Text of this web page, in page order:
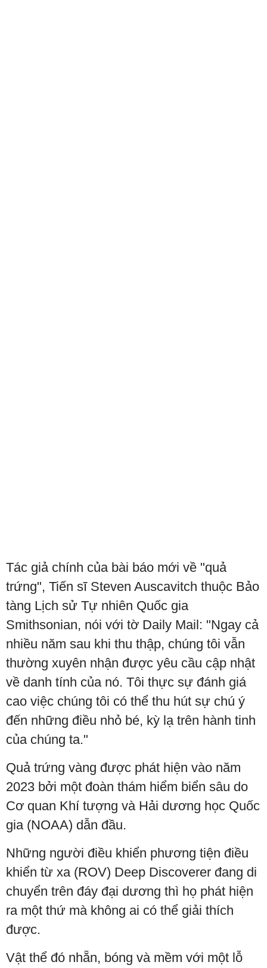
Tác giả chính của bài báo mới về "quả
trứng", Tiến sĩ Steven Auscavitch thuộc Bảo
tàng Lịch sử Tự nhiên Quốc gia
Smithsonian, nói với tờ Daily Mail: "Ngay cả
nhiều năm sau khi thu thập, chúng tôi vẫn
thường xuyên nhận được yêu cầu cập nhật
về danh tính của nó. Tôi thực sự đánh giá
cao việc chúng tôi có thể thu hút sự chú ý
đến những điều nhỏ bé, kỳ lạ trên hành tinh
của chúng ta."
Quả trứng vàng được phát hiện vào năm
2023 bởi một đoàn thám hiểm biển sâu do
Cơ quan Khí tượng và Hải dương học Quốc
gia (NOAA) dẫn đầu.
Những người điều khiển phương tiện điều
khiển từ xa (ROV) Deep Discoverer đang di
chuyển trên đáy đại dương thì họ phát hiện
ra một thứ mà không ai có thể giải thích
được.
Vật thể đó nhẵn, bóng và mềm với một lỗ